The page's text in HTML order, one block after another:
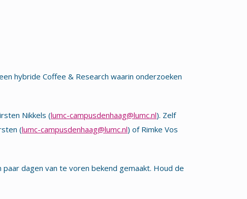
hybride Coffee & Research waarin onderzoeken
Nikkels (lumc-campusdenhaag@lumc.nl). Zelf
(lumc-campusdenhaag@lumc.nl) of Rimke Vos
dagen van te voren bekend gemaakt. Houd de